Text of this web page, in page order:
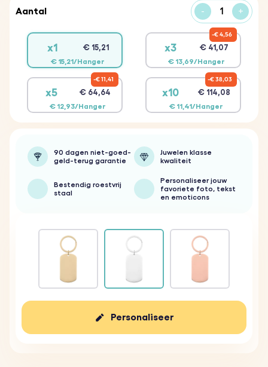
Aantal - +
x1 € 15,21
€ 15,21/Hanger
x3 € 41,07
€ 13,69/Hanger
€ 4,56
x5 € 64,64
€ 12,93/Hanger
€ 11,41
x10 € 114,08
€ 11,41/Hanger
€ 38,03
90 dagen niet-goed-
geld-terug garantie
Juwelen klasse
kwaliteit
Bestendig roestvrij
staal
Personaliseer jouw
favoriete foto, tekst
en emoticons
Personaliseer